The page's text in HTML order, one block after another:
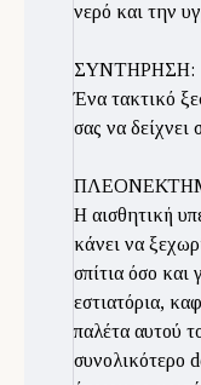
νερό και την
ΣΥΝΤΗΡΗΣΗ:
Ένα τακτικό
σας να δείχνει
Η αισθητική
κάνει να
σπίτια όσο και
εστιατόρια,
παλέτα αυτού
συνολικότερο